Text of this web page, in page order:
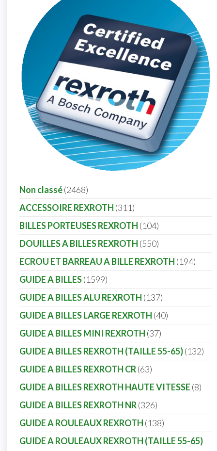
Non classé 2468
ACCESSOIRE REXROTH 311
BILLES PORTEUSES REXROTH 104
DOUILLES A BILLES REXROTH 550
ECROU ET BARREAU A BILLE REXROTH 194
GUIDE A BILLES 1599
GUIDE A BILLES ALU REXROTH 137
GUIDE A BILLES LARGE REXROTH 40
GUIDE A BILLES MINI REXROTH 37
GUIDE A BILLES REXROTH (TAILLE 55-65) 132
GUIDE A BILLES REXROTH CR 63
GUIDE A BILLES REXROTH HAUTE VITESSE 8
GUIDE A BILLES REXROTH NR 326
GUIDE A ROULEAUX REXROTH 138
GUIDE A ROULEAUX REXROTH (TAILLE 55-65)